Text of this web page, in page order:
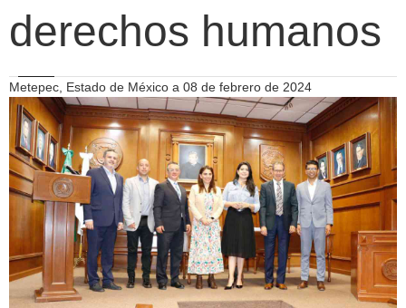
derechos humanos
Metepec, Estado de México a 08 de febrero de 2024